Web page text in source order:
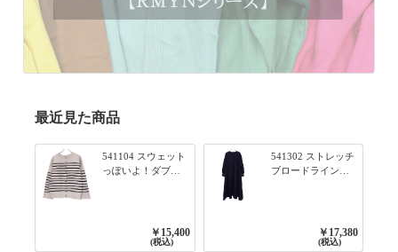
最近見た商品
541104 スウェット
っぽいよ！ダブル
プルオーバー 101オ
フベージュ×ネイビ
￥15,400
(税込)
541302 ストレッチ
ブロードライン入
ワンピース 79ネイ
￥17,380
(税込)